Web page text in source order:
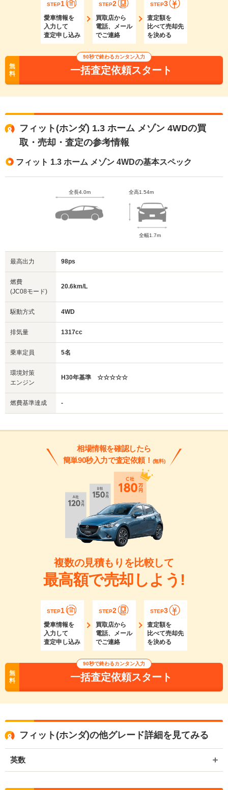
STEP1
愛車情報を
入力して
査定申し込み
STEP2
買取店から
電話、メール
でご連絡
STEP3
査定額を
比べて売却先
を決める
無
料
90秒で終わるカンタン入力
一括査定依頼スタート
フィット(ホンダ) 1.3 ホーム メゾン 4WDの買
取・売却・査定の参考情報
フィット 1.3 ホーム メゾン 4WDの基本スペック
全長4.0m 全高1.54m
全幅1.7m
最高出力 98ps
燃費
(JC08モード)
20.6km/L
駆動方式 4WD
排気量 1317cc
乗車定員 5名
環境対策
エンジン
H30年基準 ☆☆☆☆☆
燃費基準達成 -
相場情報を確認したら
簡単90秒入力で査定依頼！ (無料)
複数の見積もりを比較して
最高額で売却しよう!
STEP1
愛車情報を
入力して
査定申し込み
STEP2
買取店から
電話、メール
でご連絡
STEP3
査定額を
比べて売却先
を決める
無
料
90秒で終わるカンタン入力
一括査定依頼スタート
フィット(ホンダ)の他グレード詳細を見てみる
英数